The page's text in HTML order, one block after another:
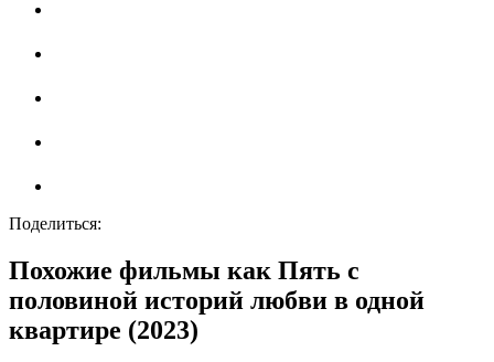
Поделиться:
Похожие фильмы как Пять с
половиной историй любви в одной
квартире (2023)